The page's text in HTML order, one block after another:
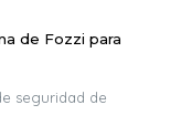
de Fozzi para
seguridad de